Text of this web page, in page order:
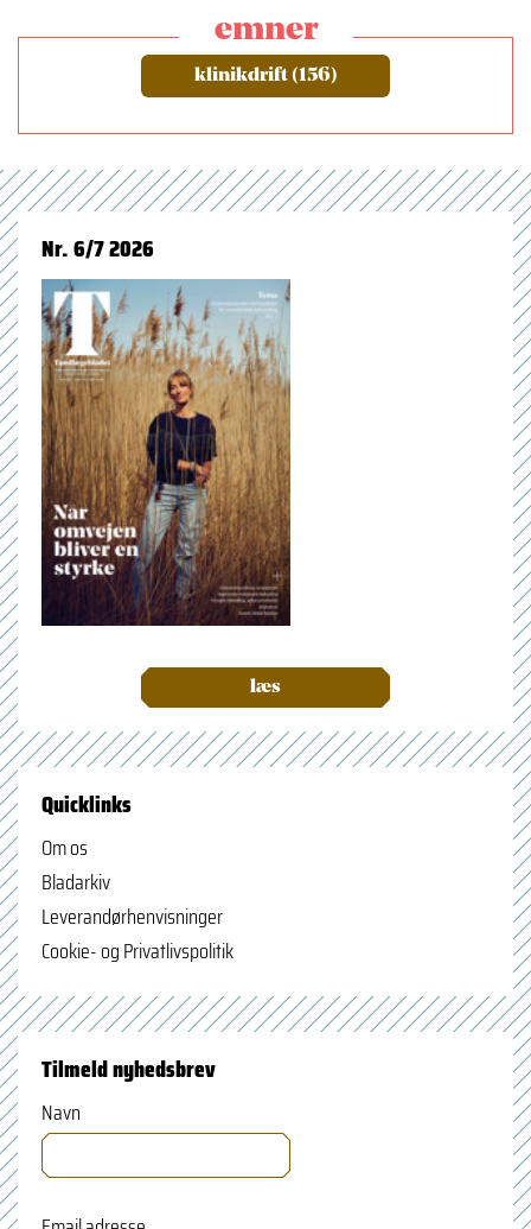
emner
klinikdrift (156)
Nr. 6/7 2026
læs
Quicklinks
Om os
Bladarkiv
Leverandørhenvisninger
Cookie- og Privatlivspolitik
Tilmeld nyhedsbrev
Navn